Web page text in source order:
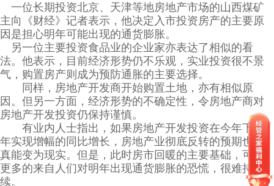
一位长期投资北京、天津等地房地产市场的山西煤矿
主向《财经》记者表示，他决定入市投资房产的主要原
因是担心明年可能出现的通货膨胀。
另一位主要投资食品业的企业家亦表达了相似的看
法。他表示，目前经济形势仍不乐观，实业投资很不景
气，购置房产则成为预防通胀的主要选择。
同样，房地产开发商开始购置土地，亦有相似原
因。但另一方面，经济形势的不确定性，令房地产商对
房地产开发投资仍保持谨慎。
有业内人士指出，如果房地产开发投资在今年下半
年实现增幅的同比增长，房地产业彻底反转的预期也许
真能变为现实。但是，此时房市回暖的主要基础，可能
更多的来自人们对明年出现通货膨胀的恐慌，很难持
续。